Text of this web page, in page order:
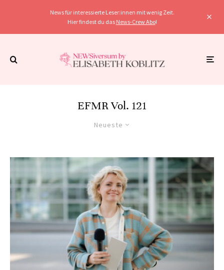
News für interessierte Leser:innen mit wenig Zeit.
Hier findest du das News-Crew Abo!
EFMR Vol. 121
Neueste